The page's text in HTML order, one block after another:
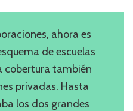
ahora es
de escuelas
cobertura también
privadas. Hasta
los dos grandes